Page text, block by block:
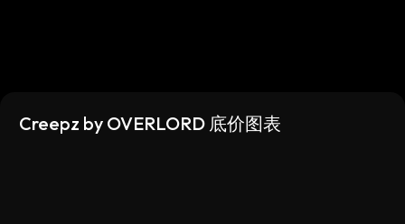
Creepz by OVERLORD 底价图表